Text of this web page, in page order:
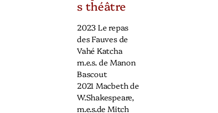
s théâtre
2023 Le repas
des Fauves de
Vahé Katcha
m.e.s. de Manon
Bascout
2021 Macbeth de
W.Shakespeare,
m.e.s.de Mitch